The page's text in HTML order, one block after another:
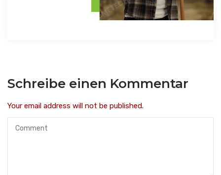
Schreibe einen Kommentar
Your email address will not be published.